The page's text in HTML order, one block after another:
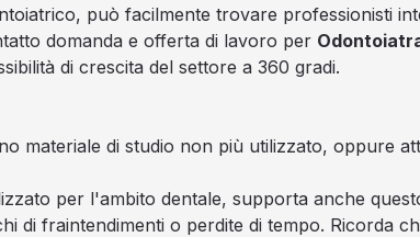
può facilmente trovare professionisti
domanda e offerta di lavoro per
di crescita del settore a 360 gradi.
materiale di studio non più utilizzato, oppure
per l'ambito dentale, supporta anche
di fraintendimenti o perdite di tempo. Ricorda